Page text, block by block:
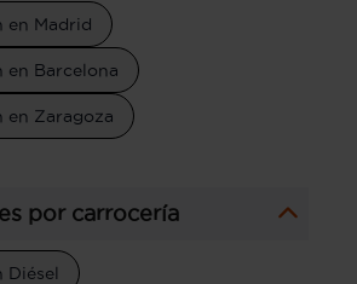
en Madrid
en Barcelona
en Zaragoza
por carrocería
Diésel